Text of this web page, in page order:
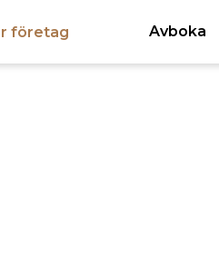
företag Avboka